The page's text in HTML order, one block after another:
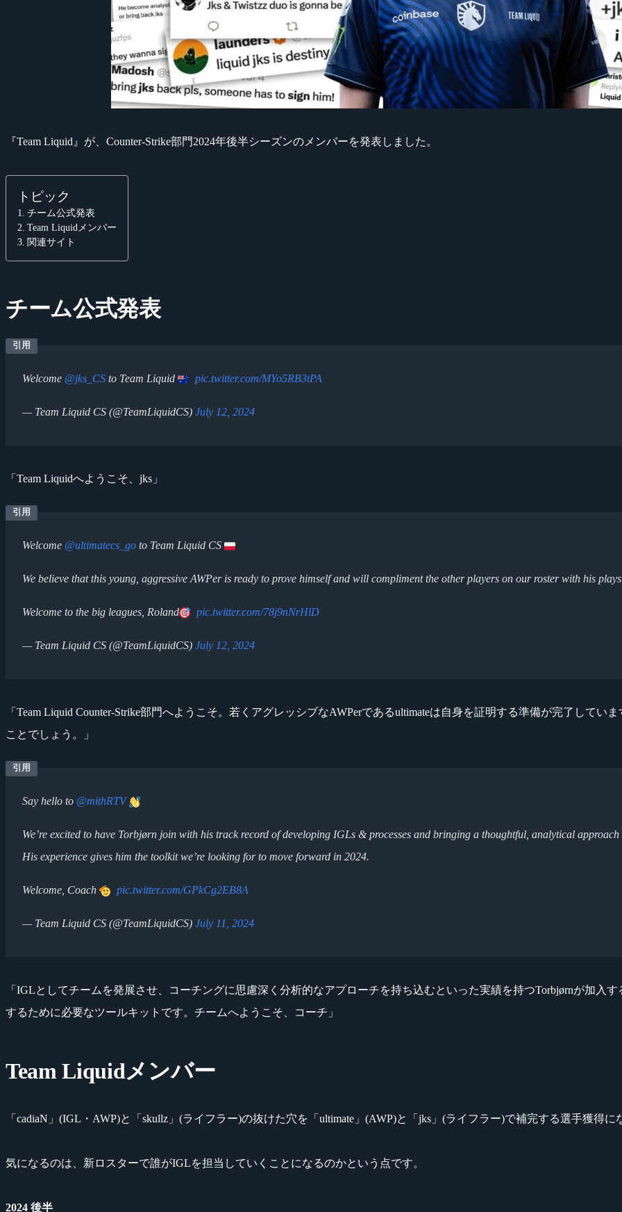
『Team Liquid』が、Counter-Strike部門2024年後半シーズンのメンバーを発表しました。
トピック
チーム公式発表
Team Liquidメンバー
関連サイト
チーム公式発表
Welcome @jks_CS to Team Liquid pic.twitter.com/MYo5RB3tPA
— Team Liquid CS (@TeamLiquidCS) July 12, 2024
「Team Liquidへようこそ、jks」
Welcome @ultimatecs_go to Team Liquid CS
We believe that this young, aggressive AWPer is ready to prove himself and will compliment the other players on our roster with his
Welcome to the big leagues, Roland pic.twitter.com/78j9nNrHlD
— Team Liquid CS (@TeamLiquidCS) July 12, 2024
「Team Liquid Counter-Strike部門へようこそ。若くアグレッシブなAWPerであるultimateは自身を証明する準備が完了して
ことでしょう。」
Say hello to @mithRTV
We’re excited to have Torbjørn join with his track record of developing IGLs & processes and bringing a thoughtful, analytical
His experience gives him the toolkit we’re looking for to move forward in 2024.
Welcome, Coach pic.twitter.com/GPkCg2EB8A
— Team Liquid CS (@TeamLiquidCS) July 11, 2024
「IGLとしてチームを発展させ、コーチングに思慮深く分析的なアプローチを持ち込むといった実績を持つTorbjørnが加入
するために必要なツールキットです。チームへようこそ、コーチ」
Team Liquidメンバー
「cadiaN」(IGL・AWP)と「skullz」(ライフラー)の抜けた穴を「ultimate」(AWP)と「jks」(ライフラー)で補完する選手獲得
気になるのは、新ロスターで誰がIGLを担当していくことになるのかという点です。
2024 後半